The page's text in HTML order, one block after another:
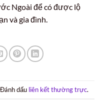
Ngoài để có được lộ
và gia đình.
dấu liên kết thường trực.